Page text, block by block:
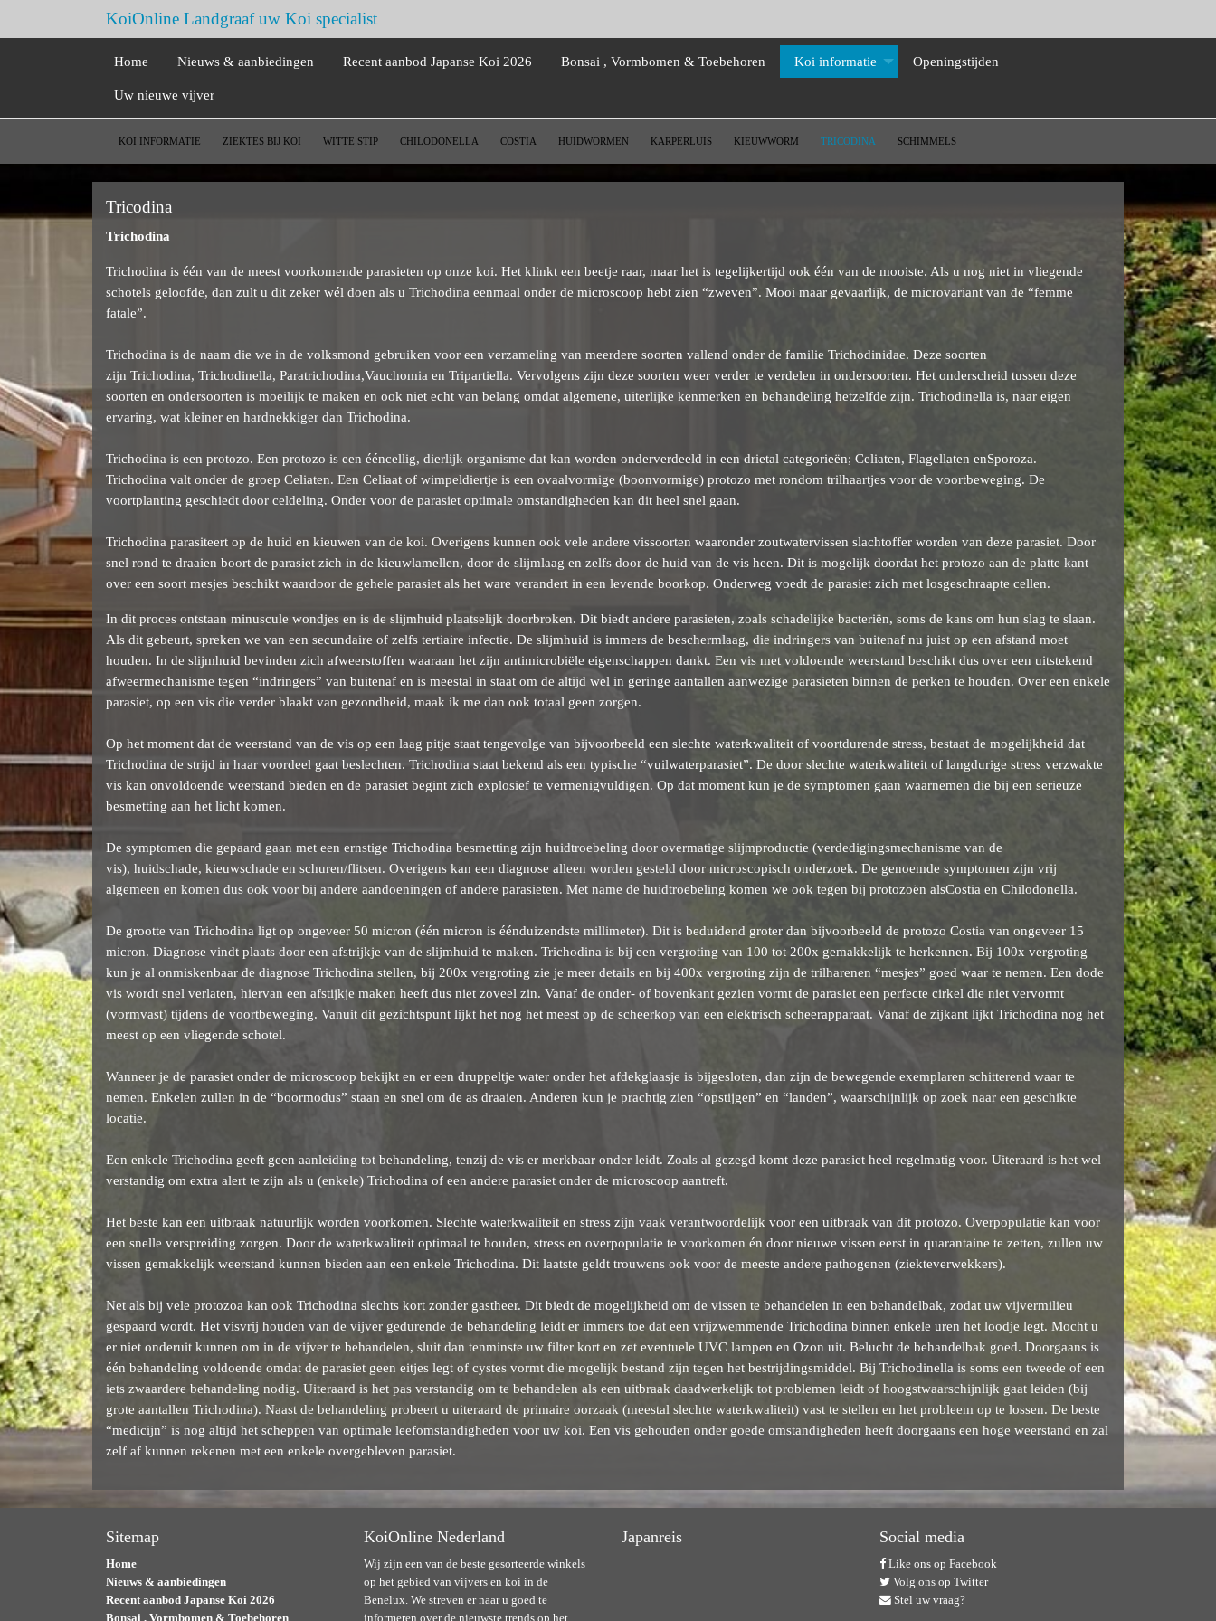
KoiOnline Landgraaf uw Koi specialist
Home Nieuws & aanbiedingen Recent aanbod Japanse Koi 2026 Bonsai , Vormbomen & Toebehoren Koi informatie Openingstijden
Uw nieuwe vijver
KOI INFORMATIE ZIEKTES BIJ KOI WITTE STIP CHILODONELLA COSTIA HUIDWORMEN KARPERLUIS KIEUWWORM TRICODINA SCHIMMELS
Tricodina
Trichodina
Trichodina is één van de meest voorkomende parasieten op onze koi. Het klinkt een beetje raar, maar het is tegelijkertijd ook één van de mooiste. Als u nog niet in vliegende
schotels geloofde, dan zult u dit zeker wél doen als u Trichodina eenmaal onder de microscoop hebt zien “zweven”. Mooi maar gevaarlijk, de microvariant van de “femme
fatale”.
Trichodina is de naam die we in de volksmond gebruiken voor een verzameling van meerdere soorten vallend onder de familie Trichodinidae. Deze soorten
zijn Trichodina, Trichodinella, Paratrichodina,Vauchomia en Tripartiella. Vervolgens zijn deze soorten weer verder te verdelen in ondersoorten. Het onderscheid tussen deze
soorten en ondersoorten is moeilijk te maken en ook niet echt van belang omdat algemene, uiterlijke kenmerken en behandeling hetzelfde zijn. Trichodinella is, naar eigen
ervaring, wat kleiner en hardnekkiger dan Trichodina.
Trichodina is een protozo. Een protozo is een ééncellig, dierlijk organisme dat kan worden onderverdeeld in een drietal categorieën; Celiaten, Flagellaten enSporoza.
Trichodina valt onder de groep Celiaten. Een Celiaat of wimpeldiertje is een ovaalvormige (boonvormige) protozo met rondom trilhaartjes voor de voortbeweging. De
voortplanting geschiedt door celdeling. Onder voor de parasiet optimale omstandigheden kan dit heel snel gaan.
Trichodina parasiteert op de huid en kieuwen van de koi. Overigens kunnen ook vele andere vissoorten waaronder zoutwatervissen slachtoffer worden van deze parasiet. Door
snel rond te draaien boort de parasiet zich in de kieuwlamellen, door de slijmlaag en zelfs door de huid van de vis heen. Dit is mogelijk doordat het protozo aan de platte kant
over een soort mesjes beschikt waardoor de gehele parasiet als het ware verandert in een levende boorkop. Onderweg voedt de parasiet zich met losgeschraapte cellen.
In dit proces ontstaan minuscule wondjes en is de slijmhuid plaatselijk doorbroken. Dit biedt andere parasieten, zoals schadelijke bacteriën, soms de kans om hun slag te slaan.
Als dit gebeurt, spreken we van een secundaire of zelfs tertiaire infectie. De slijmhuid is immers de beschermlaag, die indringers van buitenaf nu juist op een afstand moet
houden. In de slijmhuid bevinden zich afweerstoffen waaraan het zijn antimicrobiële eigenschappen dankt. Een vis met voldoende weerstand beschikt dus over een uitstekend
afweermechanisme tegen “indringers” van buitenaf en is meestal in staat om de altijd wel in geringe aantallen aanwezige parasieten binnen de perken te houden. Over een enkele
parasiet, op een vis die verder blaakt van gezondheid, maak ik me dan ook totaal geen zorgen.
Op het moment dat de weerstand van de vis op een laag pitje staat tengevolge van bijvoorbeeld een slechte waterkwaliteit of voortdurende stress, bestaat de mogelijkheid dat
Trichodina de strijd in haar voordeel gaat beslechten. Trichodina staat bekend als een typische “vuilwaterparasiet”. De door slechte waterkwaliteit of langdurige stress verzwakte
vis kan onvoldoende weerstand bieden en de parasiet begint zich explosief te vermenigvuldigen. Op dat moment kun je de symptomen gaan waarnemen die bij een serieuze
besmetting aan het licht komen.
De symptomen die gepaard gaan met een ernstige Trichodina besmetting zijn huidtroebeling door overmatige slijmproductie (verdedigingsmechanisme van de
vis), huidschade, kieuwschade en schuren/flitsen. Overigens kan een diagnose alleen worden gesteld door microscopisch onderzoek. De genoemde symptomen zijn vrij
algemeen en komen dus ook voor bij andere aandoeningen of andere parasieten. Met name de huidtroebeling komen we ook tegen bij protozoën alsCostia en Chilodonella.
De grootte van Trichodina ligt op ongeveer 50 micron (één micron is éénduizendste millimeter). Dit is beduidend groter dan bijvoorbeeld de protozo Costia van ongeveer 15
micron. Diagnose vindt plaats door een afstrijkje van de slijmhuid te maken. Trichodina is bij een vergroting van 100 tot 200x gemakkelijk te herkennen. Bij 100x vergroting
kun je al onmiskenbaar de diagnose Trichodina stellen, bij 200x vergroting zie je meer details en bij 400x vergroting zijn de trilharenen “mesjes” goed waar te nemen. Een dode
vis wordt snel verlaten, hiervan een afstijkje maken heeft dus niet zoveel zin. Vanaf de onder- of bovenkant gezien vormt de parasiet een perfecte cirkel die niet vervormt
(vormvast) tijdens de voortbeweging. Vanuit dit gezichtspunt lijkt het nog het meest op de scheerkop van een elektrisch scheerapparaat. Vanaf de zijkant lijkt Trichodina nog het
meest op een vliegende schotel.
Wanneer je de parasiet onder de microscoop bekijkt en er een druppeltje water onder het afdekglaasje is bijgesloten, dan zijn de bewegende exemplaren schitterend waar te
nemen. Enkelen zullen in de “boormodus” staan en snel om de as draaien. Anderen kun je prachtig zien “opstijgen” en “landen”, waarschijnlijk op zoek naar een geschikte
locatie.
Een enkele Trichodina geeft geen aanleiding tot behandeling, tenzij de vis er merkbaar onder leidt. Zoals al gezegd komt deze parasiet heel regelmatig voor. Uiteraard is het wel
verstandig om extra alert te zijn als u (enkele) Trichodina of een andere parasiet onder de microscoop aantreft.
Het beste kan een uitbraak natuurlijk worden voorkomen. Slechte waterkwaliteit en stress zijn vaak verantwoordelijk voor een uitbraak van dit protozo. Overpopulatie kan voor
een snelle verspreiding zorgen. Door de waterkwaliteit optimaal te houden, stress en overpopulatie te voorkomen én door nieuwe vissen eerst in quarantaine te zetten, zullen uw
vissen gemakkelijk weerstand kunnen bieden aan een enkele Trichodina. Dit laatste geldt trouwens ook voor de meeste andere pathogenen (ziekteverwekkers).
Net als bij vele protozoa kan ook Trichodina slechts kort zonder gastheer. Dit biedt de mogelijkheid om de vissen te behandelen in een behandelbak, zodat uw vijvermilieu
gespaard wordt. Het visvrij houden van de vijver gedurende de behandeling leidt er immers toe dat een vrijzwemmende Trichodina binnen enkele uren het loodje legt. Mocht u
er niet onderuit kunnen om in de vijver te behandelen, sluit dan tenminste uw filter kort en zet eventuele UVC lampen en Ozon uit. Belucht de behandelbak goed. Doorgaans is
één behandeling voldoende omdat de parasiet geen eitjes legt of cystes vormt die mogelijk bestand zijn tegen het bestrijdingsmiddel. Bij Trichodinella is soms een tweede of een
iets zwaardere behandeling nodig. Uiteraard is het pas verstandig om te behandelen als een uitbraak daadwerkelijk tot problemen leidt of hoogstwaarschijnlijk gaat leiden (bij
grote aantallen Trichodina). Naast de behandeling probeert u uiteraard de primaire oorzaak (meestal slechte waterkwaliteit) vast te stellen en het probleem op te lossen. De beste
“medicijn” is nog altijd het scheppen van optimale leefomstandigheden voor uw koi. Een vis gehouden onder goede omstandigheden heeft doorgaans een hoge weerstand en zal
zelf af kunnen rekenen met een enkele overgebleven parasiet.
Sitemap
Home
Nieuws & aanbiedingen
Recent aanbod Japanse Koi 2026
Bonsai , Vormbomen & Toebehoren
KoiOnline Nederland
Wij zijn een van de beste gesorteerde winkels
op het gebied van vijvers en koi in de
Benelux. We streven er naar u goed te
informeren over de nieuwste trends op het
Japanreis Social media
Like ons op Facebook
Volg ons op Twitter
Stel uw vraag?